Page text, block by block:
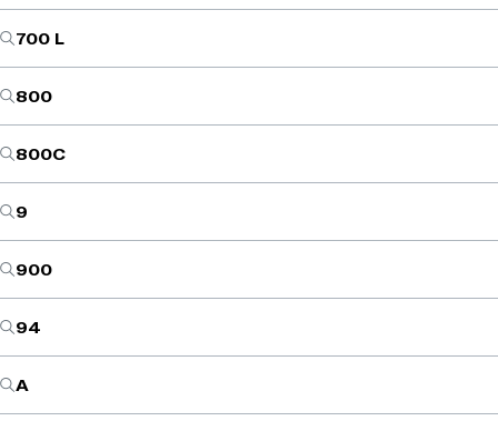
700 L
800
800C
9
900
94
A